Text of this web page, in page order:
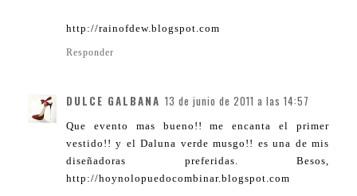
http://rainofdew.blogspot.com
Responder
DULCE GALBANA 13 de junio de 2011 a las 14:57
Que evento mas bueno!! me encanta el primer
vestido!! y el Daluna verde musgo!! es una de mis
diseñadoras preferidas. Besos,
http://hoynolopuedocombinar.blogspot.com